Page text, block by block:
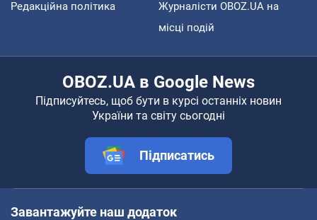
Редакційна політика
Журналісти OBOZ.UA на
місці подій
OBOZ.UA в Google News
Підписуйтесь, щоб бути в курсі останніх новин
України та світу сьогодні
Підписатись
Завантажуйте наш додаток